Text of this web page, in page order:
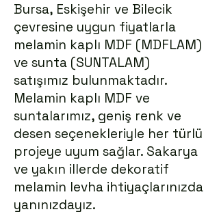
Bursa, Eskişehir ve Bilecik
çevresine uygun fiyatlarla
melamin kaplı MDF (MDFLAM)
ve sunta (SUNTALAM)
satışımız bulunmaktadır.
Melamin kaplı MDF ve
suntalarımız, geniş renk ve
desen seçenekleriyle her türlü
projeye uyum sağlar. Sakarya
ve yakın illerde dekoratif
melamin levha ihtiyaçlarınızda
yanınızdayız.